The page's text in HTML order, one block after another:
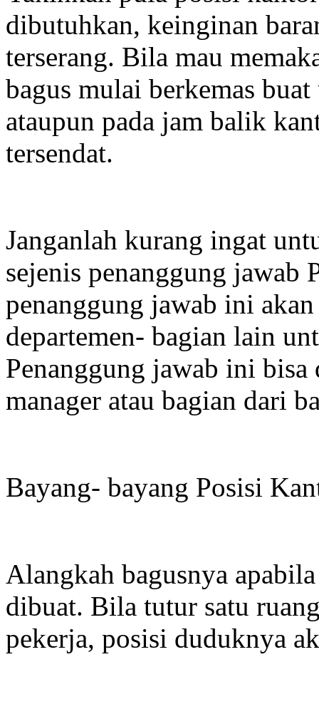
dibutuhkan, keinginan
terserang. Bila mau
bagus mulai berkemas
ataupun pada jam balik
tersendat.
Janganlah kurang ingat
sejenis penanggung jawab
penanggung jawab ini
departemen- bagian lain
Penanggung jawab ini
manager atau bagian dari
Bayang- bayang Posisi
Alangkah bagusnya
dibuat. Bila tutur satu
pekerja, posisi duduknya